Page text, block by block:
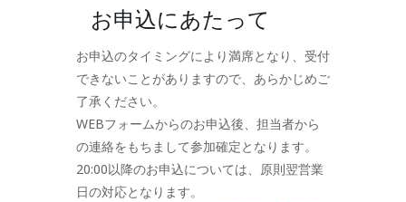
お申込にあたって
お申込のタイミングにより満席となり、受付
できないことがありますので、あらかじめご
了承ください。
WEBフォームからのお申込後、担当者から
の連絡をもちまして参加確定となります。
20:00以降のお申込については、原則翌営業
日の対応となります。